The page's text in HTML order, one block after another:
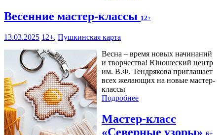
Весенние мастер-классы 12+
13.03.2025 12+, Пушкинская карта
Весна – время новых начинаний
и творчества! Юношеский центр
им. В.Ф. Тендрякова приглашает
всех желающих на новые мастер-
классы
Подробнее
Мастер-класс
«Северные узоры» 6+